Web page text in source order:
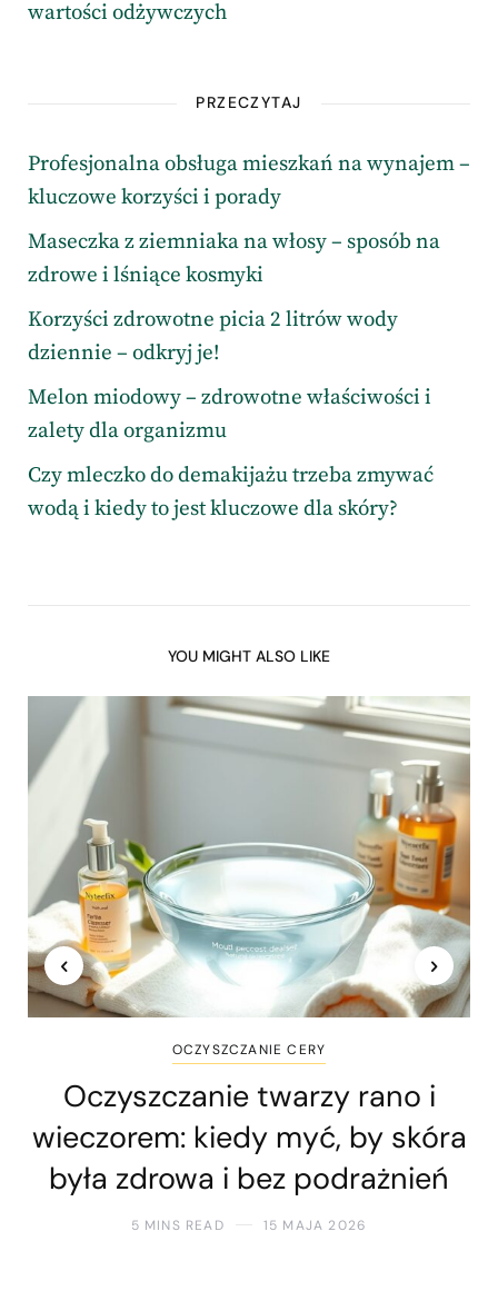
wartości odżywczych
PRZECZYTAJ
Profesjonalna obsługa mieszkań na wynajem –
kluczowe korzyści i porady
Maseczka z ziemniaka na włosy – sposób na
zdrowe i lśniące kosmyki
Korzyści zdrowotne picia 2 litrów wody
dziennie – odkryj je!
Melon miodowy – zdrowotne właściwości i
zalety dla organizmu
Czy mleczko do demakijażu trzeba zmywać
wodą i kiedy to jest kluczowe dla skóry?
YOU MIGHT ALSO LIKE
OCZYSZCZANIE CERY
Oczyszczanie twarzy rano i
wieczorem: kiedy myć, by skóra
była zdrowa i bez podrażnień
5 MINS READ 15 MAJA 2026